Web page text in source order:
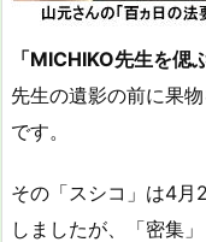
「MICHIKO先生を偲
先生の遺影の前に果
です。
その「スシコ」は4月
しましたが、「密集